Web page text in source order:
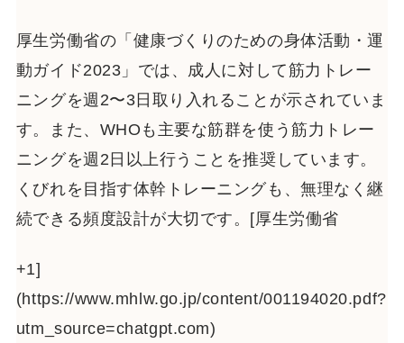
厚生労働省の「健康づくりのための身体活動・運
動ガイド2023」では、成人に対して筋力トレー
ニングを週2〜3日取り入れることが示されていま
す。また、WHOも主要な筋群を使う筋力トレー
ニングを週2日以上行うことを推奨しています。
くびれを目指す体幹トレーニングも、無理なく継
続できる頻度設計が大切です。[厚生労働省
+1]
(https://www.mhlw.go.jp/content/001194020.pdf?
utm_source=chatgpt.com)